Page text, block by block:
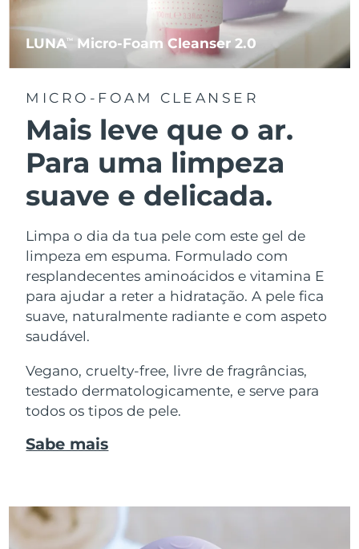
LUNATM Micro-Foam Cleanser 2.0
MICRO-FOAM CLEANSER
Mais leve que o ar.
Para uma limpeza
suave e delicada.
Limpa o dia da tua pele com este gel de
limpeza em espuma. Formulado com
resplandecentes aminoácidos e vitamina E
para ajudar a reter a hidratação. A pele fica
suave, naturalmente radiante e com aspeto
saudável.
Vegano, cruelty-free, livre de fragrâncias,
testado dermatologicamente, e serve para
todos os tipos de pele.
Sabe mais